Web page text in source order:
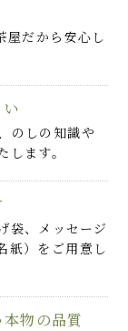
屋だから安心し
のしの知識や
ます。
袋、メッセージ
紙）をご用意し
物の品質